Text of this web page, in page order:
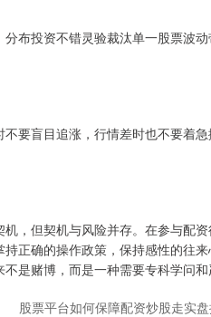
布投资不错灵验裁汰单一股票波
要盲目追涨，行情差时也不要着
，但契机与风险并存。在参与配
正确的操作政策，保持感性的往
是赌博，而是一种需要专科学问和
股票平台如何保障配资炒股走实